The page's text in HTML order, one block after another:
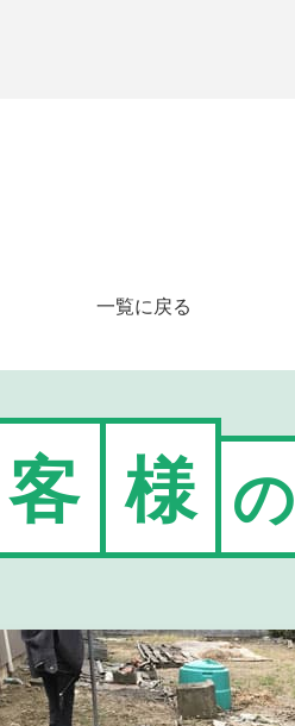
一覧に戻る
客 様 の